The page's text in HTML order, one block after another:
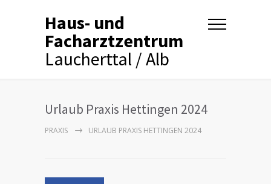
Haus- und
Facharztzentrum
Laucherttal / Alb
Urlaub Praxis Hettingen 2024
PRAXIS URLAUB PRAXIS HETTINGEN 2024